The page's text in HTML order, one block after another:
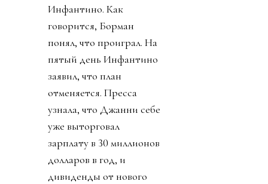
Инфантино. Как
говорится, Борман
понял, что проиграл. На
пятый день Инфантино
заявил, что план
отменяется. Пресса
узнала, что Джанни себе
уже выторговал
зарплату в 30 миллионов
долларов в год, и
дивиденды от нового